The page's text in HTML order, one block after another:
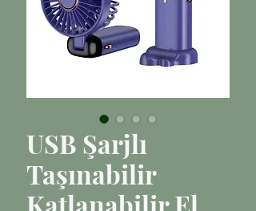
USB Şarjlı
Taşınabilir
Katlanabilir El